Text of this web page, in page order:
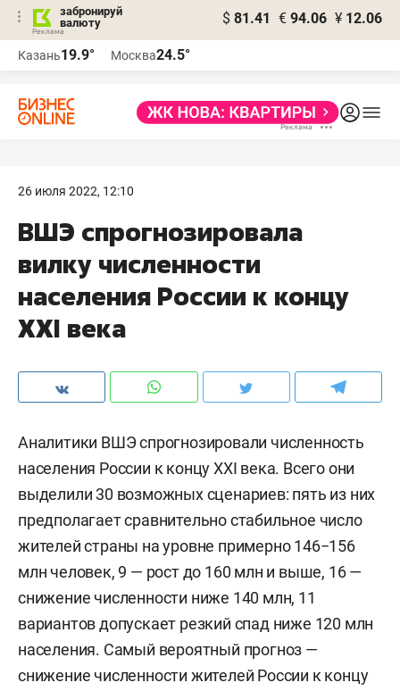
забронируй
валюту
$ 81.41 € 94.06 ¥ 12.06
Казань19.9° Москва24.5°
26 июля 2022, 12:10
ВШЭ спрогнозировала
вилку численности
населения России к концу
XXI века
Аналитики ВШЭ спрогнозировали численность
населения России к концу XXI века. Всего они
выделили 30 возможных сценариев: пять из них
предполагает сравнительно стабильное число
жителей страны на уровне примерно 146−156
млн человек, 9 — рост до 160 млн и выше, 16 —
снижение численности ниже 140 млн, 11
вариантов допускает резкий спад ниже 120 млн
населения. Самый вероятный прогноз —
снижение численности жителей России к концу